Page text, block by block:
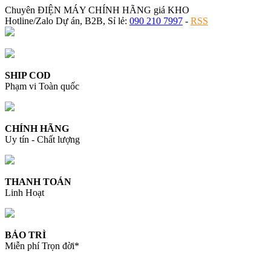
Chuyên ĐIỆN MÁY CHÍNH HÃNG giá KHO
Hotline/Zalo Dự án, B2B, Sỉ lẻ: 090 210 7997 - RSS
SHIP COD
Phạm vi Toàn quốc
CHÍNH HÃNG
Uy tín - Chất lượng
THANH TOÁN
Linh Hoạt
BẢO TRÌ
Miễn phí Trọn đời*